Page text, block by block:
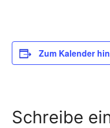
Zum Kalender
Schreibe